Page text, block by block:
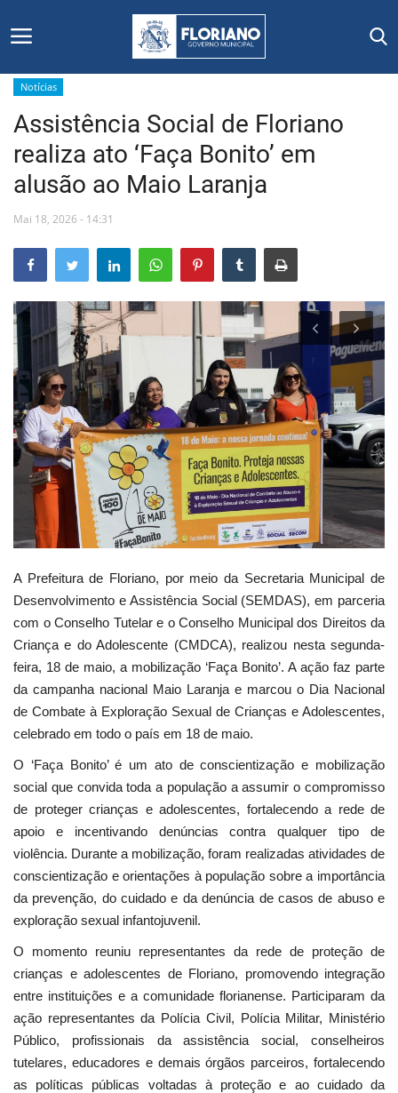
Início
Editais
Floriano
Secretarias e Órgãos
Mural de Licitações
Notícias
Vídeos
Webmail
Contato
Notícias
Assistência Social de Floriano
realiza ato ‘Faça Bonito’ em
alusão ao Maio Laranja
Mai 18, 2026 - 14:31
A Prefeitura de Floriano, por meio da Secretaria Municipal de
Desenvolvimento e Assistência Social (SEMDAS), em parceria
com o Conselho Tutelar e o Conselho Municipal dos Direitos da
Criança e do Adolescente (CMDCA), realizou nesta segunda-
feira, 18 de maio, a mobilização ‘Faça Bonito’. A ação faz parte
da campanha nacional Maio Laranja e marcou o Dia Nacional
de Combate à Exploração Sexual de Crianças e Adolescentes,
celebrado em todo o país em 18 de maio.
O ‘Faça Bonito’ é um ato de conscientização e mobilização
social que convida toda a população a assumir o compromisso
de proteger crianças e adolescentes, fortalecendo a rede de
apoio e incentivando denúncias contra qualquer tipo de
violência. Durante a mobilização, foram realizadas atividades de
conscientização e orientações à população sobre a importância
da prevenção, do cuidado e da denúncia de casos de abuso e
exploração sexual infantojuvenil.
O momento reuniu representantes da rede de proteção de
crianças e adolescentes de Floriano, promovendo integração
entre instituições e a comunidade florianense. Participaram da
ação representantes da Polícia Civil, Polícia Militar, Ministério
Público, profissionais da assistência social, conselheiros
tutelares, educadores e demais órgãos parceiros, fortalecendo
as políticas públicas voltadas à proteção e ao cuidado da